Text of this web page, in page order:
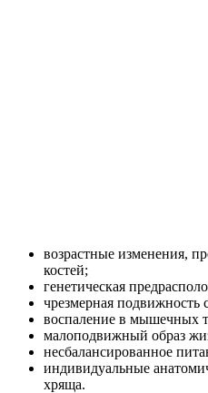
возрастные изменения,
костей;
генетическая
чрезмерная подвижность
воспаление в мышечных
малоподвижный образ
несбалансированное
индивидуальные
хряща.